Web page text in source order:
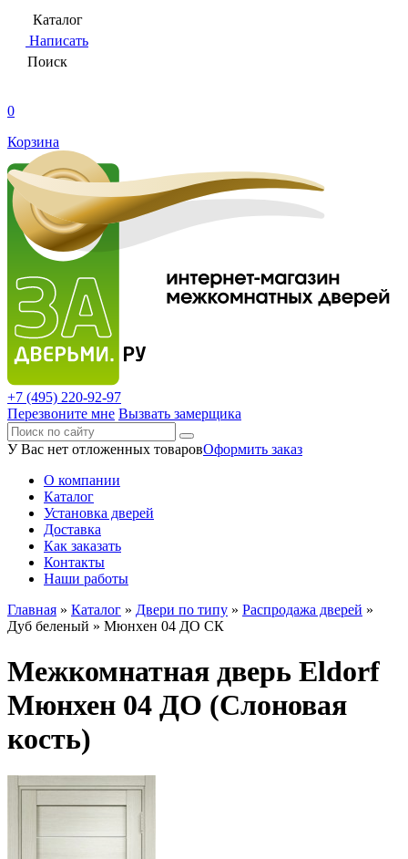
Каталог
Написать
Поиск
0
Корзина
+7 (495) 220-92-97
Перезвоните мне Вызвать замерщика
У Вас нет отложенных товаровОформить заказ
О компании
Каталог
Установка дверей
Доставка
Как заказать
Контакты
Наши работы
Главная » Каталог » Двери по типу » Распродажа дверей »
Дуб беленый » Мюнхен 04 ДО СК
Межкомнатная дверь Eldorf
Мюнхен 04 ДО (Слоновая
кость)